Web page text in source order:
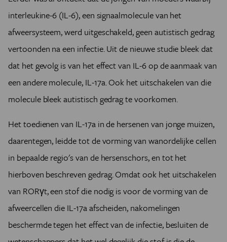
interleukine-6 (IL-6), een signaalmolecule van het
afweersysteem, werd uitgeschakeld, geen autistisch gedrag
vertoonden na een infectie. Uit de nieuwe studie bleek dat
dat het gevolg is van het effect van IL-6 op de aanmaak van
een andere molecule, IL-17a. Ook het uitschakelen van die
molecule bleek autistisch gedrag te voorkomen.
Het toedienen van IL-17a in de hersenen van jonge muizen,
daarentegen, leidde tot de vorming van wanordelijke cellen
in bepaalde regio's van de hersenschors, en tot het
hierboven beschreven gedrag. Omdat ook het uitschakelen
van RORγt, een stof die nodig is voor de vorming van de
afweercellen die IL-17a afscheiden, nakomelingen
beschermde tegen het effect van de infectie, besluiten de